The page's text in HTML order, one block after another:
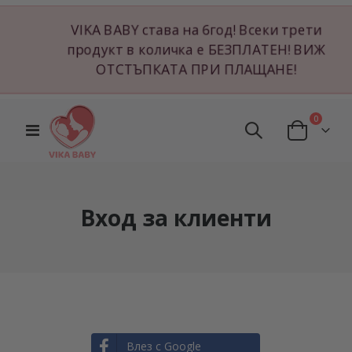
VIKA BABY става на 6год! Всеки трети
продукт в количка е БЕЗПЛАТЕН! ВИЖ
ОТСТЪПКАТА ПРИ ПЛАЩАНЕ!
Превключване
Nav
Cart
0
Вход за клиенти
Влез с Google